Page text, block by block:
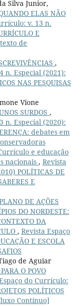
Silva Junior,
ELAS NÃO
v. 13 n.
E
de
,
n. Especial (2021):
NAS PESQUISAS
Vione
SURDOS ,
n. Especial (2020):
debates em
e educação
nacionais , Revista
POLÍTICAS DE
E
DE AÇÕES
DO NORDESTE:
DA
, Revista Espaço
E ESCOLA
de Aguiar
O POVO
do Currículo:
POLÍTICOS
Contínuo]